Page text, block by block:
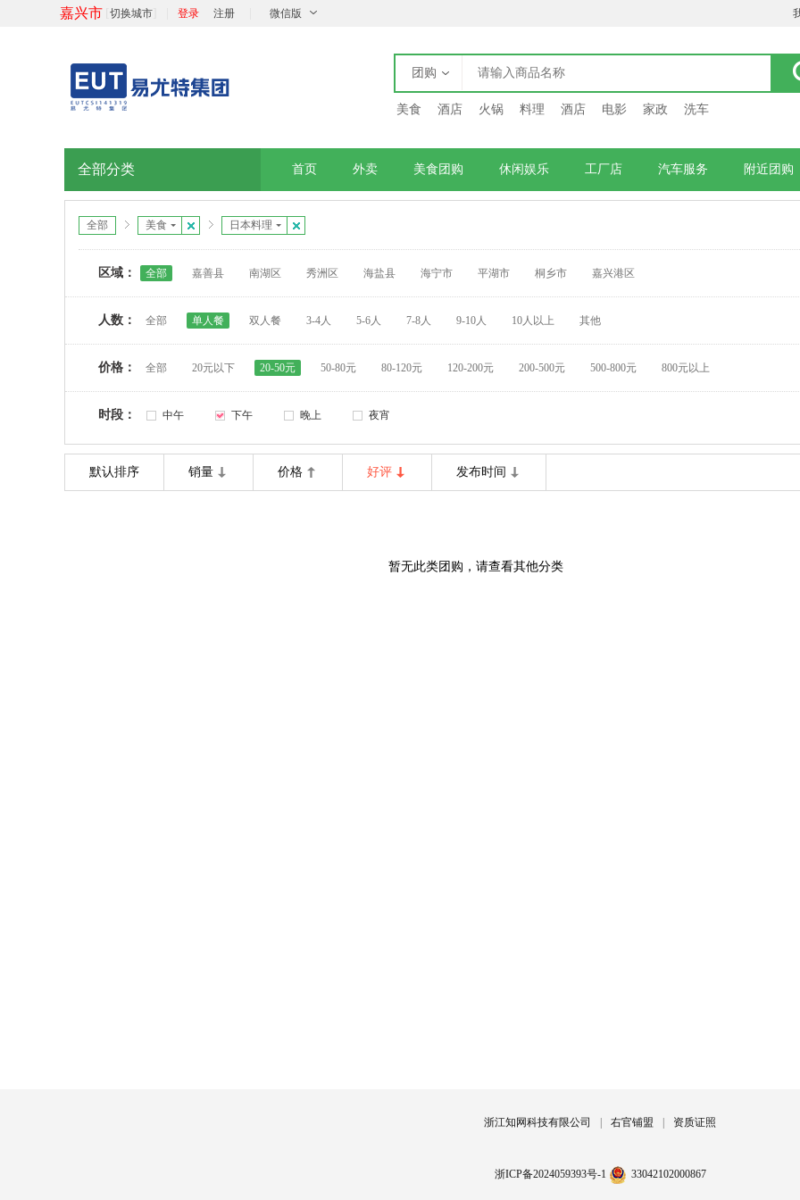
嘉兴市 切换城市 登录 注册 微信版
团购
美食 酒店 火锅 料理 酒店 电影 家政 洗车
全部分类 首页 外卖 美食团购 休闲娱乐 工厂店 汽车服务 附近团购
全部 美食 日本料理
区域： 全部 嘉善县 南湖区 秀洲区 海盐县 海宁市 平湖市 桐乡市 嘉兴港区
人数： 全部 单人餐 双人餐 3-4人 5-6人 7-8人 9-10人 10人以上 其他
价格： 全部 20元以下 20-50元 50-80元 80-120元 120-200元 200-500元 500-800元 800元以上
时段： 中午 下午 晚上 夜宵
默认排序 销量 价格 好评 发布时间
暂无此类团购，请查看其他分类
浙江知网科技有限公司 右官铺盟 资质证照
浙ICP备2024059393号-1 33042102000867